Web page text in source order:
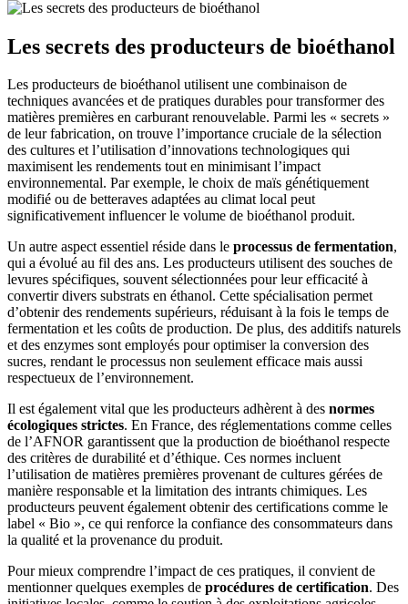
Les secrets des producteurs de bioéthanol
Les producteurs de bioéthanol utilisent une combinaison de
techniques avancées et de pratiques durables pour transformer des
matières premières en carburant renouvelable. Parmi les « secrets »
de leur fabrication, on trouve l’importance cruciale de la sélection
des cultures et l’utilisation d’innovations technologiques qui
maximisent les rendements tout en minimisant l’impact
environnemental. Par exemple, le choix de maïs génétiquement
modifié ou de betteraves adaptées au climat local peut
significativement influencer le volume de bioéthanol produit.
Un autre aspect essentiel réside dans le processus de fermentation,
qui a évolué au fil des ans. Les producteurs utilisent des souches de
levures spécifiques, souvent sélectionnées pour leur efficacité à
convertir divers substrats en éthanol. Cette spécialisation permet
d’obtenir des rendements supérieurs, réduisant à la fois le temps de
fermentation et les coûts de production. De plus, des additifs naturels
et des enzymes sont employés pour optimiser la conversion des
sucres, rendant le processus non seulement efficace mais aussi
respectueux de l’environnement.
Il est également vital que les producteurs adhèrent à des normes
écologiques strictes. En France, des réglementations comme celles
de l’AFNOR garantissent que la production de bioéthanol respecte
des critères de durabilité et d’éthique. Ces normes incluent
l’utilisation de matières premières provenant de cultures gérées de
manière responsable et la limitation des intrants chimiques. Les
producteurs peuvent également obtenir des certifications comme le
label « Bio », ce qui renforce la confiance des consommateurs dans
la qualité et la provenance du produit.
Pour mieux comprendre l’impact de ces pratiques, il convient de
mentionner quelques exemples de procédures de certification. Des